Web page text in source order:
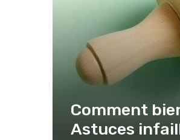
Comment
Astuces